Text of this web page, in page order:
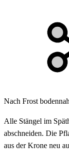
Nach Frost
Alle Stängel im
abschneiden. Die
aus der Krone neu